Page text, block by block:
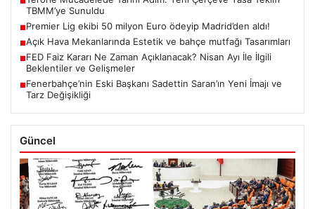
TBMM’ye Sunuldu
■Premier Lig ekibi 50 milyon Euro ödeyip Madrid’den aldı!
■Açık Hava Mekanlarında Estetik ve bahçe mutfağı Tasarımları
■FED Faiz Kararı Ne Zaman Açıklanacak? Nisan Ayı İle İlgili
Beklentiler ve Gelişmeler
■Fenerbahçe’nin Eski Başkanı Sadettin Saran’ın Yeni İmajı ve
Tarz Değişikliği
Güncel